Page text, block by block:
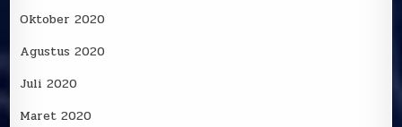
Oktober 2020
Agustus 2020
Juli 2020
Maret 2020